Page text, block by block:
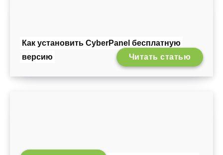
Как установить CyberPanel бесплатную
версию
Читать статью